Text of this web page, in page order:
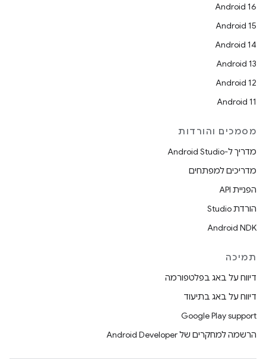
Android 16
Android 15
Android 14
Android 13
Android 12
Android 11
מסמכים והורדות
מדריך ל-Android Studio
מדריכים למפתחים
הפניית API
הורדת Studio
Android NDK
תמיכה
דיווח על באג בפלטפורמה
דיווח על באג בתיעוד
Google Play support
הרשמה למחקרים של Android Developer